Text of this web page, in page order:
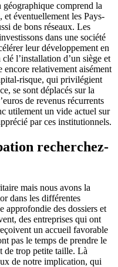
comprend la
éventuellement les Pays-
de bons réseaux. Les
dans une société
leur développement en
l’installation d’un siège et
encore relativement aisément
risque, qui privilégient
se sont déplacés sur la
de revenus récurrents
utilement un vide actuel sur
par ces institutionnels.
recherchez-
mais nous avons la
dans les différentes
approfondie des dossiers et
des entreprises qui ont
un accueil favorable
pas le temps de prendre le
de trop petite taille. Là
de notre implication, qui